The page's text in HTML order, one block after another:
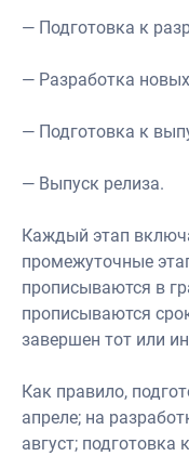
— Подготовка к
— Разработка
— Подготовка к
— Выпуск релиза.
Каждый этап
промежуточные
прописываются в
прописываются
завершен тот или
Как правило,
апреле; на
август; подготовка